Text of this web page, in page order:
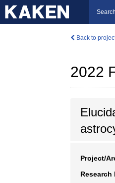
Back to
2022
Project/